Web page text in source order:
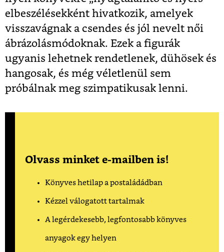
elbeszélésekként hivatkozik, amelyek
visszavágnak a csendes és jól nevelt női
ábrázolásmódoknak. Ezek a figurák
ugyanis lehetnek rendetlenek, dühösek és
hangosak, és még véletlenül sem
próbálnak meg szimpatikusak lenni.
Olvass minket e-mailben is!
Könyves hetilap a postaládádban
Kézzel válogatott tartalmak
A legérdekesebb, legfontosabb könyves
anyagok egy helyen